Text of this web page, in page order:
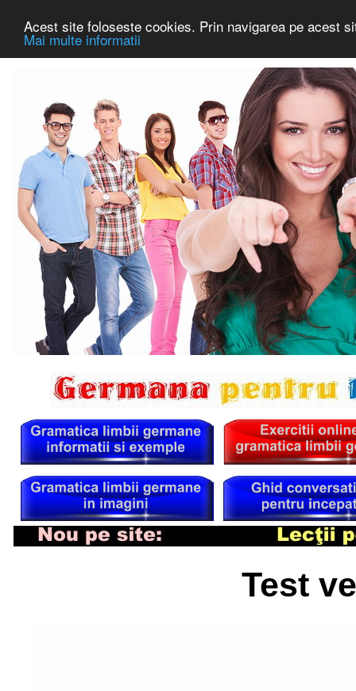
Acest site foloseste cookies. Prin navigarea pe acest
Mai multe informatii
Test